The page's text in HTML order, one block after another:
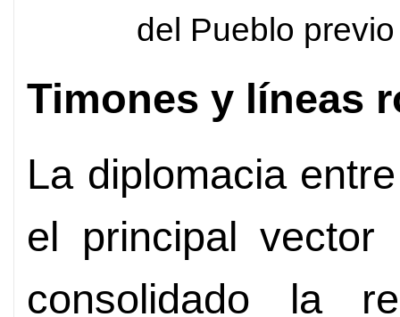
del Pueblo
Timones y líneas
La diplomacia
el principal
consolidado la